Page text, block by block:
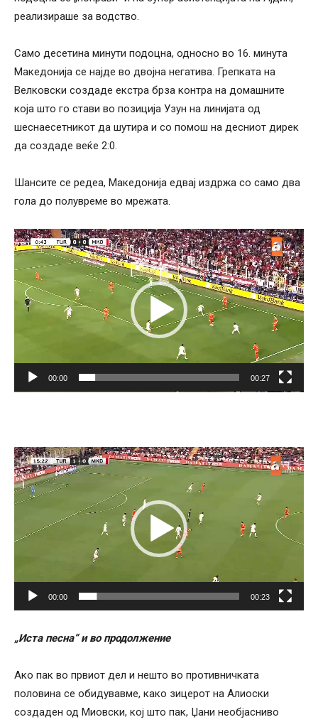
реализираше за водство.
Само десетина минути подоцна, односно во 16. минута
Македонија се најде во двојна негатива. Грепката на
Велковски создаде екстра брза контра на домашните
која што го стави во позиција Узун на линијата од
шеснаесетникот да шутира и со помош на десниот дирек
да создаде веќе 2:0.
Шансите се редеа, Македонија едвај издржа со само два
гола до полувреме во мрежата.
Video
Player
00:00 00:27
Video
Player
00:00 00:23
„Иста песна“ и во продолжение
Ако пак во првиот дел и нешто во противничката
половина се обидувавме, како зицерот на Алиоски
создаден од Миовски, кој што пак, Џани необјасниво